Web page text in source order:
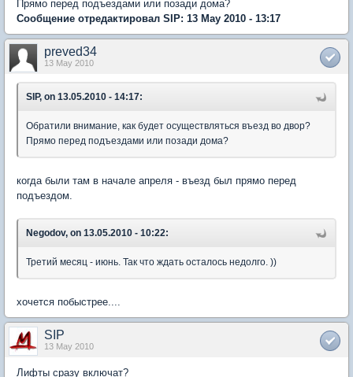
Прямо перед подъездами или позади дома?
Сообщение отредактировал SIP: 13 May 2010 - 13:17
preved34
13 May 2010
SIP, on 13.05.2010 - 14:17:
Обратили внимание, как будет осуществляться въезд во двор?
Прямо перед подъездами или позади дома?
когда были там в начале апреля - въезд был прямо перед
подъездом.
Negodov, on 13.05.2010 - 10:22:
Третий месяц - июнь. Так что ждать осталось недолго. ))
хочется побыстрее....
SIP
13 May 2010
Лифты сразу включат?